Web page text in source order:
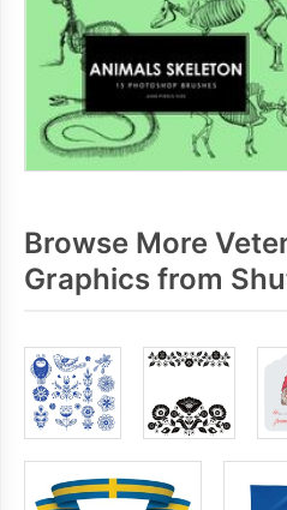
Browse More
Graphics from